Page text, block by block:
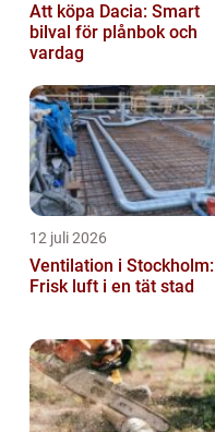
Att köpa Dacia: Smart
bilval för plånbok och
vardag
12 juli 2026
Ventilation i Stockholm:
Frisk luft i en tät stad